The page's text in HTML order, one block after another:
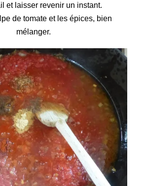
et laisser revenir un instant.
de tomate et les épices, bien
mélanger.